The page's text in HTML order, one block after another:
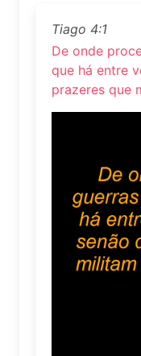
Tiago 4:1
De onde
que há entre
prazeres que